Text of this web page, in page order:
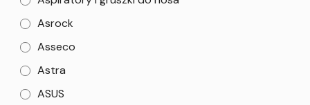
Asrock
Asseco
Astra
ASUS